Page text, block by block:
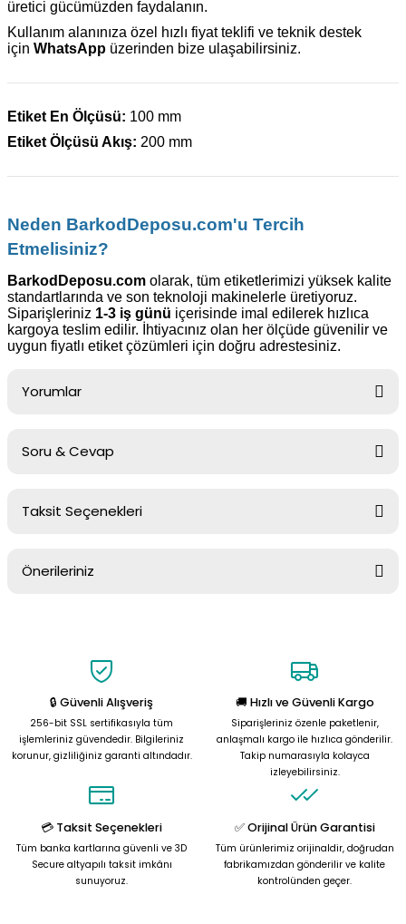
üretici gücümüzden faydalanın.
Kullanım alanınıza özel hızlı fiyat teklifi ve teknik destek
için WhatsApp üzerinden bize ulaşabilirsiniz.
Etiket En Ölçüsü: 100 mm
Etiket Ölçüsü Akış: 200 mm
Neden BarkodDeposu.com'u Tercih
Etmelisiniz?
BarkodDeposu.com olarak, tüm etiketlerimizi yüksek kalite
standartlarında ve son teknoloji makinelerle üretiyoruz.
Siparişleriniz 1-3 iş günü içerisinde imal edilerek hızlıca
kargoya teslim edilir. İhtiyacınız olan her ölçüde güvenilir ve
uygun fiyatlı etiket çözümleri için doğru adrestesiniz.
Yorumlar
Soru & Cevap
Ürün hakkında henüz soru sorulmamış.
Taksit Seçenekleri
Önerileriniz
Görüş ve önerileriniz için teşekkür ederiz.
Ürün resmi kalitesiz, bozuk veya görüntülenemiyor.
Ürün açıklamasında eksik bilgiler bulunuyor.
Ürün bilgilerinde hatalar bulunuyor.
Ürün fiyatı diğer sitelerden daha pahalı.
🔒 Güvenli Alışveriş
256-bit SSL sertifikasıyla tüm
işlemleriniz güvendedir. Bilgileriniz
korunur, gizliliğiniz garanti altındadır.
🚚 Hızlı ve Güvenli Kargo
Siparişleriniz özenle paketlenir,
anlaşmalı kargo ile hızlıca gönderilir.
Takip numarasıyla kolayca
izleyebilirsiniz.
💳 Taksit Seçenekleri
Tüm banka kartlarına güvenli ve 3D
Secure altyapılı taksit imkânı
sunuyoruz.
✅ Orijinal Ürün Garantisi
Tüm ürünlerimiz orijinaldir, doğrudan
fabrikamızdan gönderilir ve kalite
kontrolünden geçer.